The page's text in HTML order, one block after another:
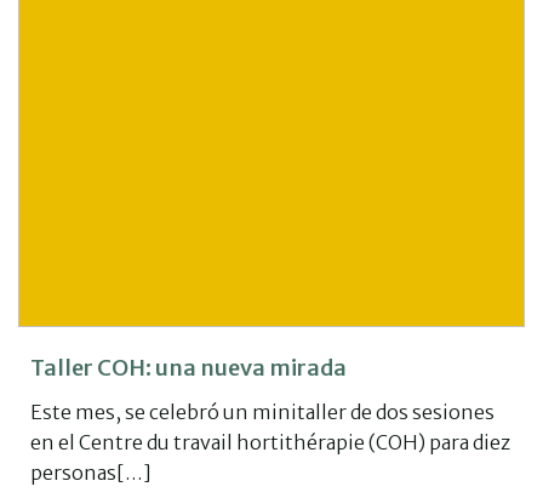
Taller COH: una nueva mirada
Este mes, se celebró un minitaller de dos sesiones
en el Centre du travail hortithérapie (COH) para diez
personas[…]